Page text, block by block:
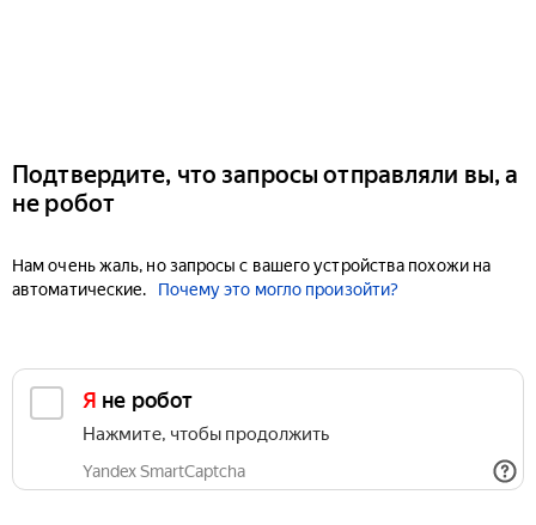
Подтвердите, что запросы отправляли вы, а
не робот
Нам очень жаль, но запросы с вашего устройства похожи на
автоматические.
Почему это могло произойти?
Я не робот
Нажмите, чтобы продолжить
Yandex SmartCaptcha